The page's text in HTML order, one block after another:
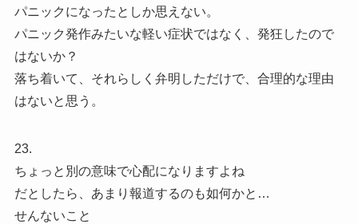
パニックになったとしか思えない。
パニック発作みたいな軽い症状ではなく、発狂したので
はないか？
落ち着いて、それらしく弁明しただけで、合理的な理由
はないと思う。
23.
ちょっと別の意味で心配になりますよね
だとしたら、あまり報道するのも如何かと…
せんないこと